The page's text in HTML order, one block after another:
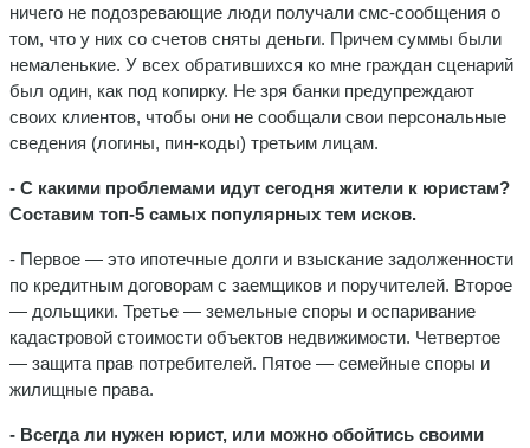
ничего не подозревающие люди получали смс-сообщения о
том, что у них со счетов сняты деньги. Причем суммы были
немаленькие. У всех обратившихся ко мне граждан сценарий
был один, как под копирку. Не зря банки предупреждают
своих клиентов, чтобы они не сообщали свои персональные
сведения (логины, пин-коды) третьим лицам.
- С какими проблемами идут сегодня жители к юристам?
Составим топ-5 самых популярных тем исков.
- Первое — это ипотечные долги и взыскание задолженности
по кредитным договорам с заемщиков и поручителей. Второе
— дольщики. Третье — земельные споры и оспаривание
кадастровой стоимости объектов недвижимости. Четвертое
— защита прав потребителей. Пятое — семейные споры и
жилищные права.
- Всегда ли нужен юрист, или можно обойтись своими